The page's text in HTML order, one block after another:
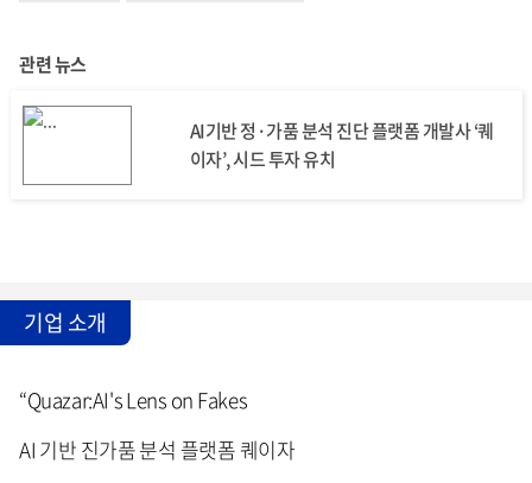
관련 뉴스
AI기반 정·가품 분석 진단 플랫폼 개발사 ‘퀘
이자’, 시드 투자 유치
기업 소개
“Quazar:AI's Lens on Fakes
AI 기반 진가품 분석 플랫폼 퀘이자